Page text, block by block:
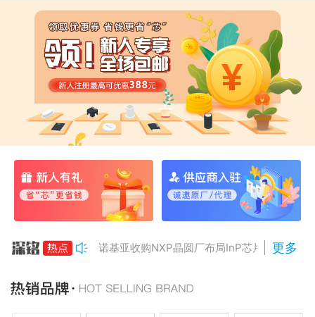
诺基亚收购NXP晶圆厂布局InP芯片
Anthropic组建AI芯片团队
更多